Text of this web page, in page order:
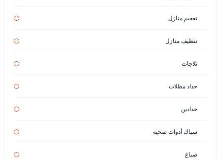
تعقيم منازل
تنظيف منازل
ثلاجات
حداد مظلات
حدادين
سباك أدوات صحية
صباغ